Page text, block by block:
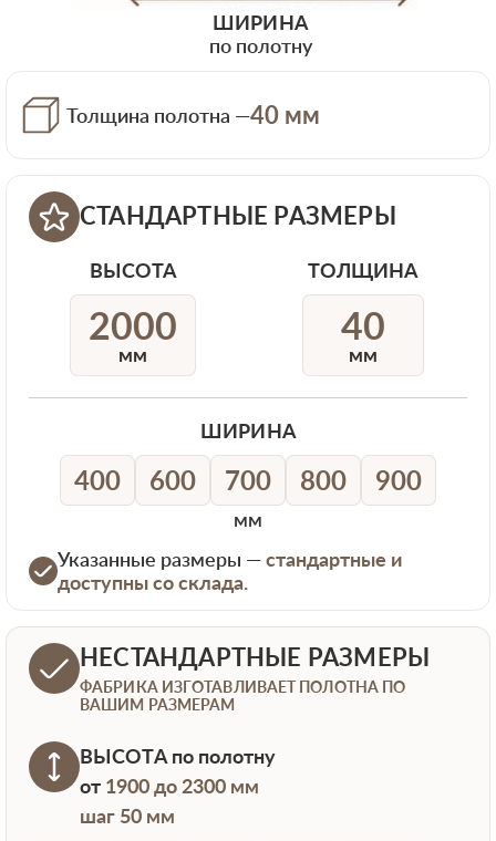
ШИРИНА
по полотну
Толщина полотна —40 мм
СТАНДАРТНЫЕ РАЗМЕРЫ
ВЫСОТА
2000
мм
ШИРИНА
400 600 700 800 900
мм
ТОЛЩИНА
40
мм
Указанные размеры —стандартные и
доступны со склада.
НЕСТАНДАРТНЫЕ РАЗМЕРЫ
ФАБРИКА ИЗГОТАВЛИВАЕТ ПОЛОТНА ПО
ВАШИМ РАЗМЕРАМ
ВЫСОТАпо полотну
от 1900 до 2300 мм
шаг 50 мм